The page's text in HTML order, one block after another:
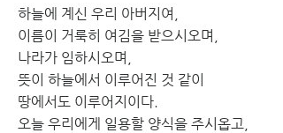
하늘에 계신 우리 아버지여,
이름이 거룩히 여김을 받으시오며,
나라가 임하시오며,
뜻이 하늘에서 이루어진 것 같이
땅에서도 이루어지이다.
오늘 우리에게 일용할 양식을 주시옵고,